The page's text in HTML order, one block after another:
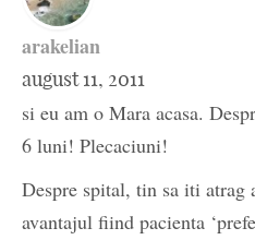
arakelian
august 11, 2011
si eu am o Mara acasa.
6 luni! Plecaciuni!
Despre spital, tin sa iti atrag
avantajul fiind pacienta